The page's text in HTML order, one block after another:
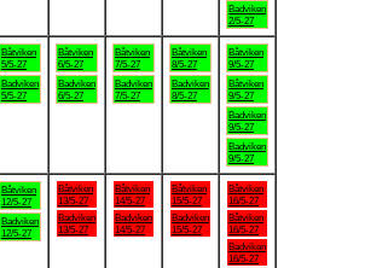
Badviken
2/5-27
Båtviken
5/5-27
Badviken
5/5-27
Båtviken
6/5-27
Badviken
6/5-27
Båtviken
7/5-27
Badviken
7/5-27
Båtviken
8/5-27
Badviken
8/5-27
Båtviken
9/5-27
Båtviken
9/5-27
Badviken
9/5-27
Badviken
9/5-27
Båtviken
12/5-27
Badviken
12/5-27
Båtviken
13/5-27
Badviken
13/5-27
Båtviken
14/5-27
Badviken
14/5-27
Båtviken
15/5-27
Badviken
15/5-27
Båtviken
16/5-27
Båtviken
16/5-27
Badviken
16/5-27